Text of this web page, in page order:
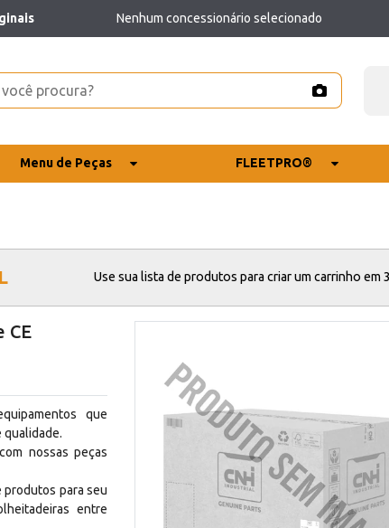
Nenhum concessionário selecionado
Menu de Peças FLEETPRO®
Use sua lista de produtos para criar um carrinho em
CE
que
qualidade.
nossas peças
produtos para seu
entre